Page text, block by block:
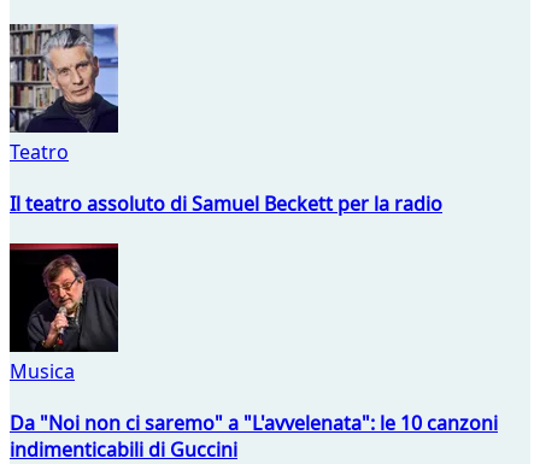
Teatro
Il teatro assoluto di Samuel Beckett per la radio
Musica
Da "Noi non ci saremo" a "L'avvelenata": le 10 canzoni
indimenticabili di Guccini